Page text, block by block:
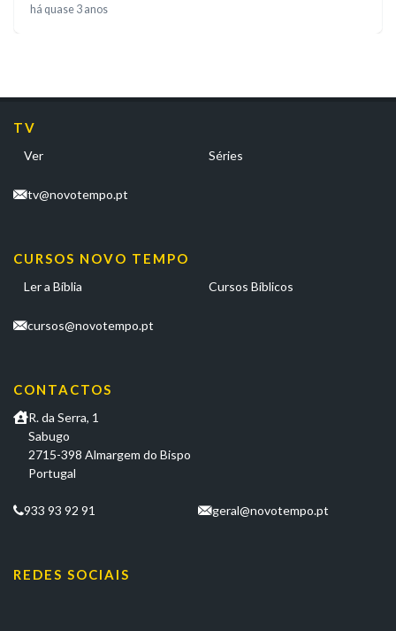
há quase 3 anos
TV
Ver Séries
tv@novotempo.pt
CURSOS NOVO TEMPO
Ler a Bíblia Cursos Bíblicos
cursos@novotempo.pt
CONTACTOS
R. da Serra, 1
Sabugo
2715-398 Almargem do Bispo
Portugal
933 93 92 91 geral@novotempo.pt
REDES SOCIAIS